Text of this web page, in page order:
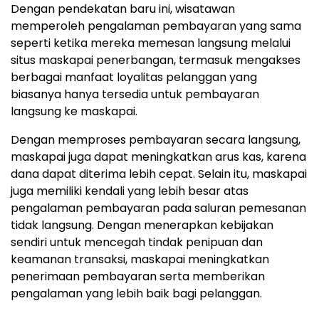
Dengan pendekatan baru ini, wisatawan
memperoleh pengalaman pembayaran yang sama
seperti ketika mereka memesan langsung melalui
situs maskapai penerbangan, termasuk mengakses
berbagai manfaat loyalitas pelanggan yang
biasanya hanya tersedia untuk pembayaran
langsung ke maskapai.
Dengan memproses pembayaran secara langsung,
maskapai juga dapat meningkatkan arus kas, karena
dana dapat diterima lebih cepat. Selain itu, maskapai
juga memiliki kendali yang lebih besar atas
pengalaman pembayaran pada saluran pemesanan
tidak langsung. Dengan menerapkan kebijakan
sendiri untuk mencegah tindak penipuan dan
keamanan transaksi, maskapai meningkatkan
penerimaan pembayaran serta memberikan
pengalaman yang lebih baik bagi pelanggan.